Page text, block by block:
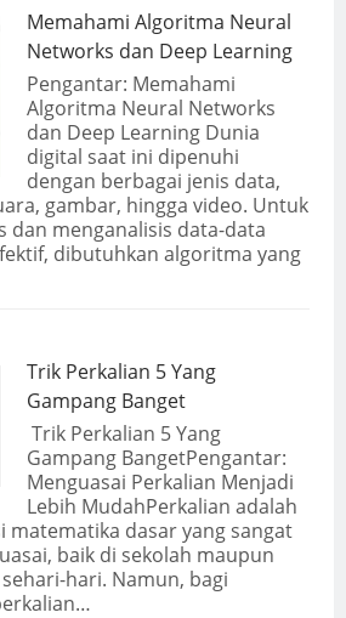
Memahami Algoritma Neural
Networks dan Deep Learning
Pengantar: Memahami
Algoritma Neural Networks
dan Deep Learning Dunia
digital saat ini dipenuhi
dengan berbagai jenis data,
gambar, hingga video. Untuk
dan menganalisis data-data
dibutuhkan algoritma yang
Trik Perkalian 5 Yang
Gampang Banget
Trik Perkalian 5 Yang
Gampang BangetPengantar:
Menguasai Perkalian Menjadi
Lebih MudahPerkalian adalah
matematika dasar yang sangat
baik di sekolah maupun
hari. Namun, bagi